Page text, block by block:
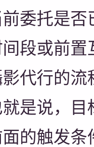
委托是
段或前
代行的
是说，
的触发